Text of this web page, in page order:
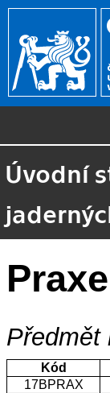
Úvodní
Praxe
Předmět
Kód
17BPRAX